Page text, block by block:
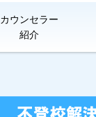
カウンセラー
紹介